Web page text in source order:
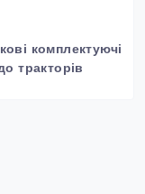
комплектуючі
тракторів